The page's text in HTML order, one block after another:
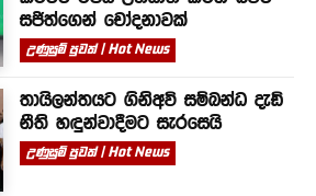
සජිත්ගෙන් චෝදනාවක්
උණුසුම් පුවත් | Hot News
තායිලන්තයට ගිනිඅවි සම්බන්ධ දැඩි
නීති හඳුන්වාදීමට සැරසෙයි
උණුසුම් පුවත් | Hot News